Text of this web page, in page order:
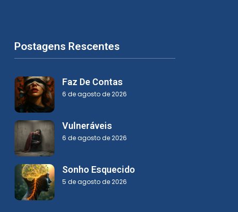
Postagens Rescentes
Faz De Contas
6 de agosto de 2026
Vulneráveis
6 de agosto de 2026
Sonho Esquecido
5 de agosto de 2026